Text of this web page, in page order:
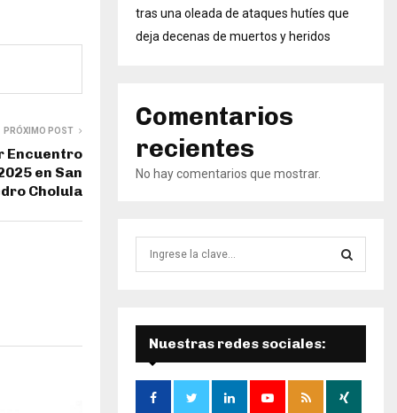
PRÓXIMO POST
Encuentro
en San
Cholula
tras una oleada de ataques hutíes que
deja decenas de muertos y heridos
Comentarios
recientes
No hay comentarios que mostrar.
Ú
S
Q
Nuestras redes sociales: